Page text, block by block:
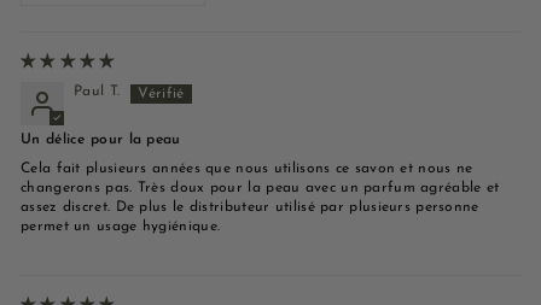
Paul T.
Un délice pour la peau
Cela fait plusieurs années que nous utilisons ce savon et nous ne
changerons pas. Très doux pour la peau avec un parfum agréable et
assez discret. De plus le distributeur utilisé par plusieurs personne
permet un usage hygiénique.